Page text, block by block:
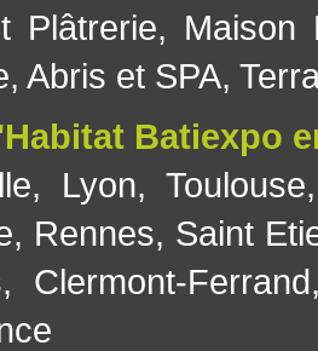
Plâtrerie, Maison
Abris et SPA,
Batiexpo
, Lyon, Toulouse
, Rennes, Saint
, Clermont-Ferrand